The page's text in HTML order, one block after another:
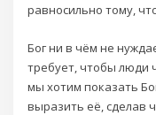
равносильно тому,
Бог ни в чём не
требует, чтобы люди
мы хотим показать
выразить её, сделав